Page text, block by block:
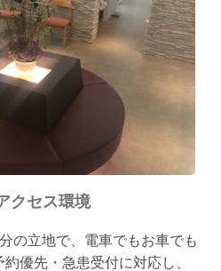
クセス環境
の立地で、電車でもお車でも
優先・急患受付に対応し、